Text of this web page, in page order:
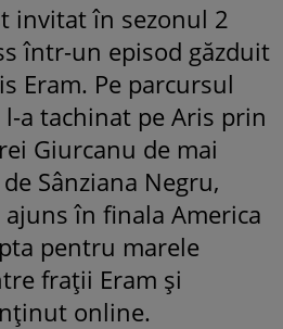
invitat în sezonul 2
într-un episod găzduit
Eram. Pe parcursul
a tachinat pe Aris prin
Giurcanu de mai
Sânziana Negru,
în finala America
pentru marele
frații Eram și
online.